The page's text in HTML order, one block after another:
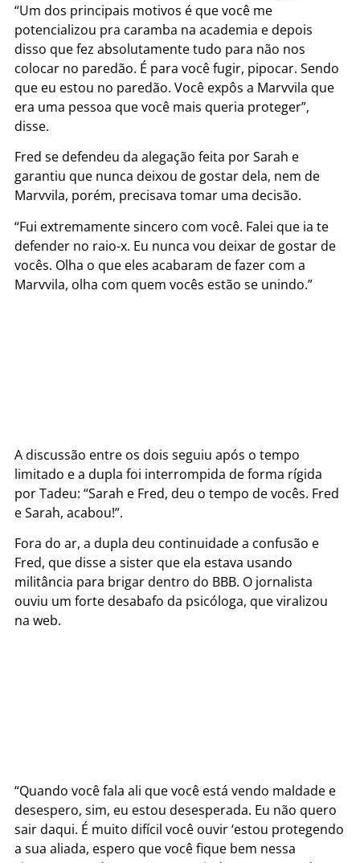
“Um dos principais motivos é que você me
potencializou pra caramba na academia e depois
disso que fez absolutamente tudo para não nos
colocar no paredão. É para você fugir, pipocar. Sendo
que eu estou no paredão. Você expôs a Marvvila que
era uma pessoa que você mais queria proteger”,
disse.
Fred se defendeu da alegação feita por Sarah e
garantiu que nunca deixou de gostar dela, nem de
Marvvila, porém, precisava tomar uma decisão.
“Fui extremamente sincero com você. Falei que ia te
defender no raio-x. Eu nunca vou deixar de gostar de
vocês. Olha o que eles acabaram de fazer com a
Marvvila, olha com quem vocês estão se unindo.”
A discussão entre os dois seguiu após o tempo
limitado e a dupla foi interrompida de forma rígida
por Tadeu: “Sarah e Fred, deu o tempo de vocês. Fred
e Sarah, acabou!”.
Fora do ar, a dupla deu continuidade a confusão e
Fred, que disse a sister que ela estava usando
militância para brigar dentro do BBB. O jornalista
ouviu um forte desabafo da psicóloga, que viralizou
na web.
“Quando você fala ali que você está vendo maldade e
desespero, sim, eu estou desesperada. Eu não quero
sair daqui. É muito difícil você ouvir ‘estou protegendo
a sua aliada, espero que você fique bem nessa